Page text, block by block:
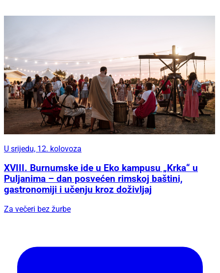
U srijedu, 12. kolovoza
XVIII. Burnumske ide u Eko kampusu „Krka“ u
Puljanima – dan posvećen rimskoj baštini,
gastronomiji i učenju kroz doživljaj
Za večeri bez žurbe